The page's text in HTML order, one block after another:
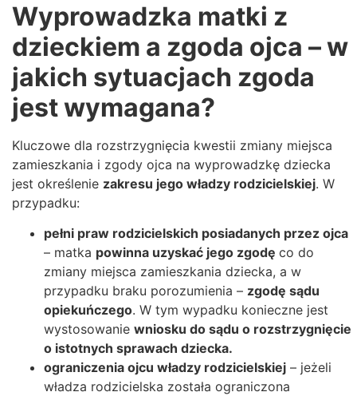
Wyprowadzka matki z
dzieckiem a zgoda ojca – w
jakich sytuacjach zgoda
jest wymagana?
Kluczowe dla rozstrzygnięcia kwestii zmiany miejsca
zamieszkania i zgody ojca na wyprowadzkę dziecka
jest określenie zakresu jego władzy rodzicielskiej. W
przypadku:
pełni praw rodzicielskich posiadanych przez ojca
– matka powinna uzyskać jego zgodę co do
zmiany miejsca zamieszkania dziecka, a w
przypadku braku porozumienia – zgodę sądu
opiekuńczego. W tym wypadku konieczne jest
wystosowanie wniosku do sądu o rozstrzygnięcie
o istotnych sprawach dziecka.
ograniczenia ojcu władzy rodzicielskiej – jeżeli
władza rodzicielska została ograniczona